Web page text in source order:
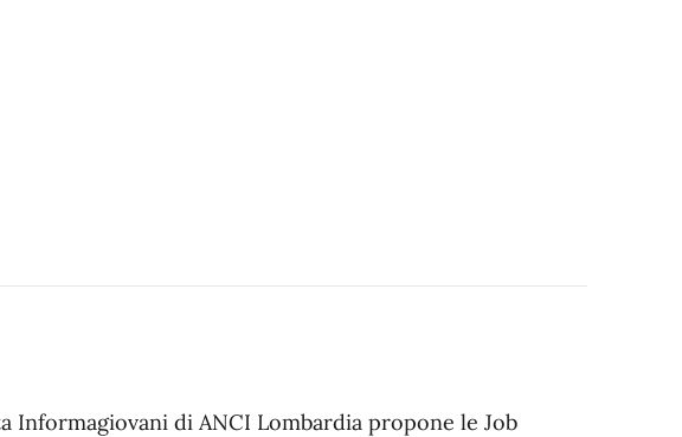
Informagiovani di ANCI Lombardia propone le Job